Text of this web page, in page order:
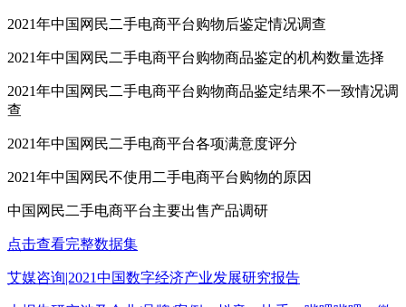
2021年中国网民二手电商平台购物后鉴定情况调查
2021年中国网民二手电商平台购物商品鉴定的机构数量选择
2021年中国网民二手电商平台购物商品鉴定结果不一致情况调
查
2021年中国网民二手电商平台各项满意度评分
2021年中国网民不使用二手电商平台购物的原因
中国网民二手电商平台主要出售产品调研
点击查看完整数据集
艾媒咨询|2021中国数字经济产业发展研究报告